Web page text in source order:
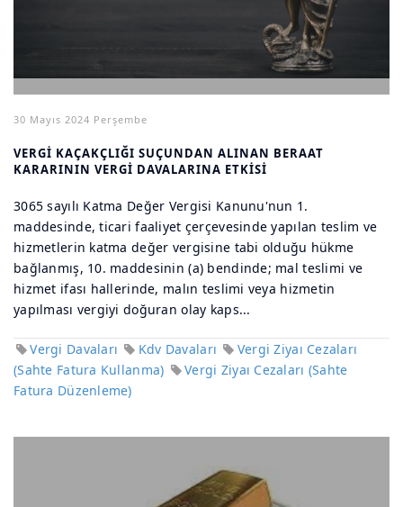
30 Mayıs 2024 Perşembe
VERGİ KAÇAKÇLIĞI SUÇUNDAN ALINAN BERAAT
KARARININ VERGİ DAVALARINA ETKİSİ
3065 sayılı Katma Değer Vergisi Kanunu'nun 1.
maddesinde, ticari faaliyet çerçevesinde yapılan teslim ve
hizmetlerin katma değer vergisine tabi olduğu hükme
bağlanmış, 10. maddesinin (a) bendinde; mal teslimi ve
hizmet ifası hallerinde, malın teslimi veya hizmetin
yapılması vergiyi doğuran olay kaps...
Vergi Davaları Kdv Davaları
Vergi Ziyaı Cezaları
(Sahte Fatura Kullanma)
Vergi Ziyaı Cezaları (Sahte
Fatura Düzenleme)